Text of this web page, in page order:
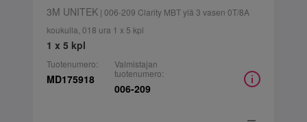
3M UNITEK| 006-209 Clarity MBT ylä 3 vasen 0T/8A
koukulla, 018 ura 1 x 5 kpl
1 x 5 kpl
Tuotenumero:
MD175918
Valmistajan
tuotenumero:
006-209